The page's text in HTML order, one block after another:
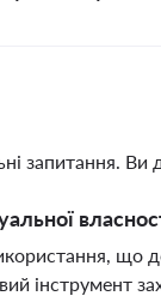
запитання. Ви
що
інструмент